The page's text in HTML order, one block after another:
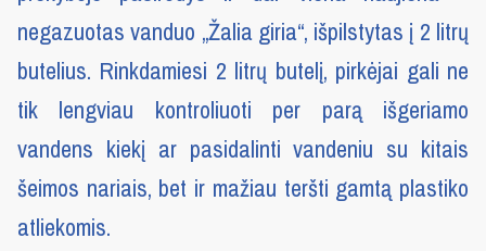
negazuotas vanduo „Žalia giria“, išpilstytas į 2 litrų
butelius. Rinkdamiesi 2 litrų butelį, pirkėjai gali ne
tik lengviau kontroliuoti per parą išgeriamo
vandens kiekį ar pasidalinti vandeniu su kitais
šeimos nariais, bet ir mažiau teršti gamtą plastiko
atliekomis.